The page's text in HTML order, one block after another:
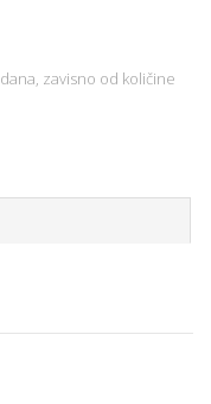
zavisno od količine